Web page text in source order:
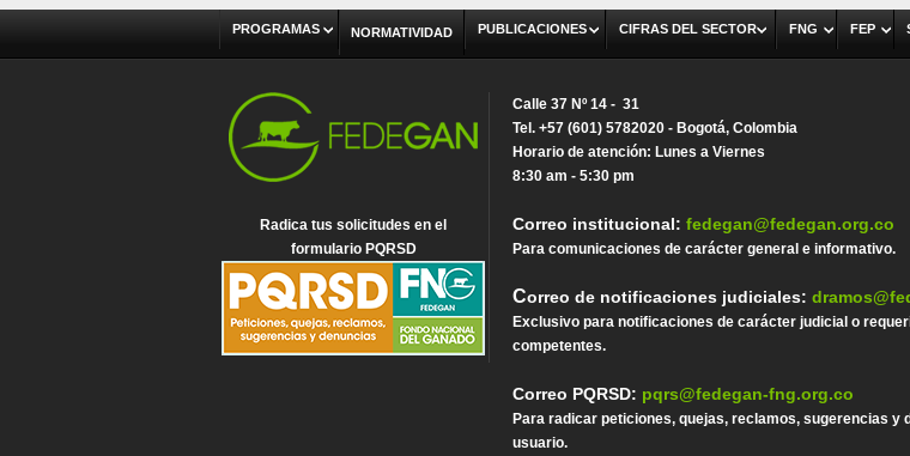
PROGRAMAS NORMATIVIDAD PUBLICACIONES CIFRAS DEL SECTOR FNG FEP
Radica tus solicitudes en el
formulario PQRSD
Calle 37 Nº 14 - 31
Tel. +57 (601) 5782020 - Bogotá, Colombia
Horario de atención: Lunes a Viernes
8:30 am - 5:30 pm
Correo institucional:fedegan@fedegan.org.co
Para comunicaciones de carácter general e informativo.
Correo de notificaciones judiciales:
Exclusivo para notificaciones de carácter judicial o
competentes.
Correo PQRSD: pqrs@fedegan-fng.org.co
Para radicar peticiones, quejas, reclamos, sugerencias y
usuario.